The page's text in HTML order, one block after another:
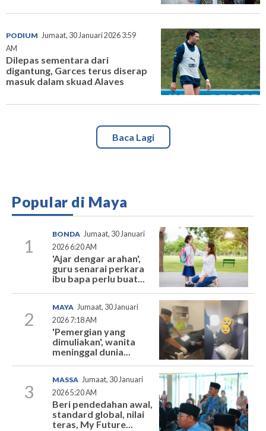
PODIUM Jumaat, 30 Januari 2026 3:59
AM
Dilepas sementara dari
digantung, Garces terus diserap
masuk dalam skuad Alaves
Baca Lagi
Popular di Maya
1
BONDA Jumaat, 30 Januari
2026 6:20 AM
'Ajar dengar arahan',
guru senarai perkara
ibu bapa perlu buat...
2
MAYA Jumaat, 30 Januari
2026 7:18 AM
'Pemergian yang
dimuliakan', wanita
meninggal dunia...
3
MASSA Jumaat, 30 Januari
2026 5:20 AM
Beri pendedahan awal,
standard global, nilai
teras, My Future...